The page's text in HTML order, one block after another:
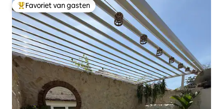
Topfavoriet van gasten
Favoriet van gasten